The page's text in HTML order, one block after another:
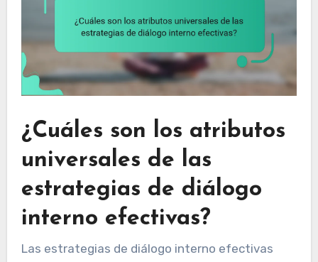
¿Cuáles son los atributos
universales de las
estrategias de diálogo
interno efectivas?
Las estrategias de diálogo interno efectivas